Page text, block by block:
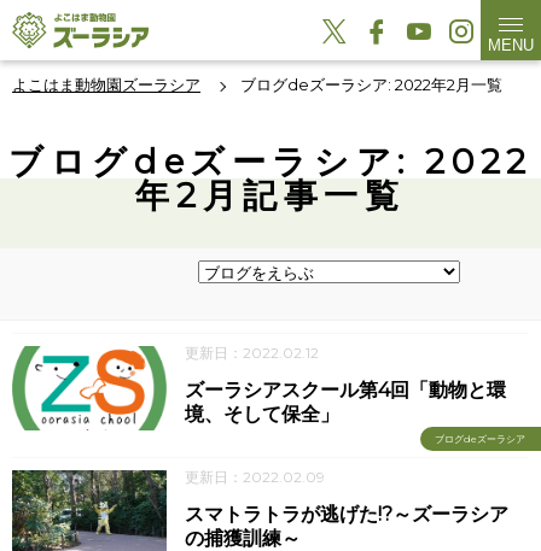
MENU
よこはま動物園ズーラシア ブログdeズーラシア: 2022年2月一覧
ブログdeズーラシア: 2022
年2月記事一覧
更新日：2022.02.12
ブログdeズーラシア
ズーラシアスクール第4回「動物と環
境、そして保全」
更新日：2022.02.09
スマトラトラが逃げた!?～ズーラシア
の捕獲訓練～